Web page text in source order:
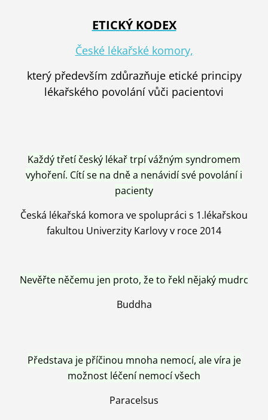
ETICKÝ KODEX
České lékařské komory,
který především zdůrazňuje etické principy
lékařského povolání vůči pacientovi
Každý třetí český lékař trpí vážným syndromem
vyhoření. Cítí se na dně a nenávidí své povolání i
pacienty
Česká lékařská komora ve spolupráci s 1.lékařskou
fakultou Univerzity Karlovy v roce 2014
Nevěřte něčemu jen proto, že to řekl nějaký mudrc
Buddha
Představa je příčinou mnoha nemocí, ale víra je
možnost léčení nemocí všech
Paracelsus